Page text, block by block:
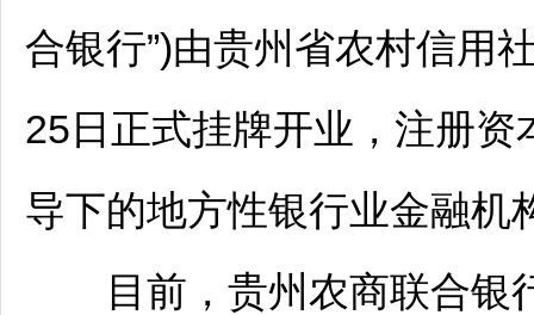
合银行”)由贵州省农村信用
25日正式挂牌开业，注册
导下的地方性银行业金融机
目前，贵州农商联合银